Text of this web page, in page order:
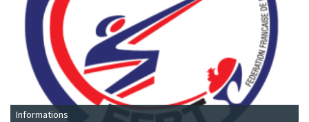
Informations